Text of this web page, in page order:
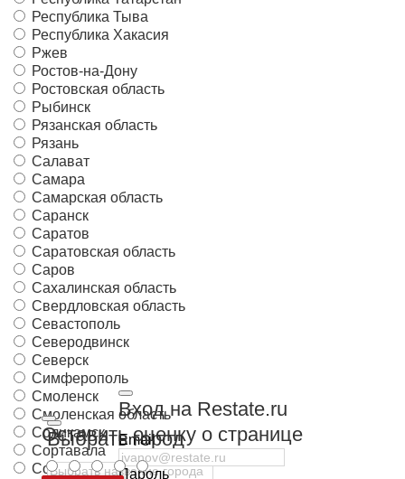
Выбрать город
Вход на Restate.ru
Email
Пароль
Республика Тыва
Республика Хакасия
Ржев
Ростов-на-Дону
Ростовская область
Рыбинск
Рязанская область
Рязань
Салават
Самара
Самарская область
Саранск
Саратов
Саратовская область
Саров
Сахалинская область
Свердловская область
Севастополь
Северодвинск
Северск
Симферополь
Смоленск
Смоленская область
Соликамск
Сортавала
Сочи
Оставить оценку о странице